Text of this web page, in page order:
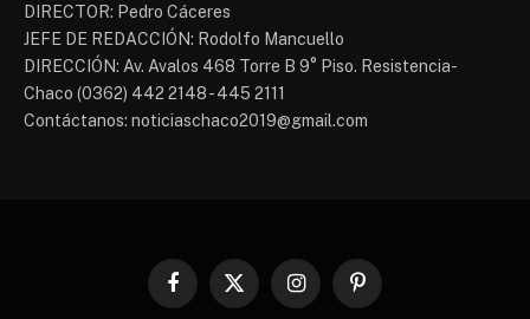
DIRECTOR: Pedro Cáceres
JEFE DE REDACCIÓN: Rodolfo Mancuello
DIRECCIÓN: Av. Avalos 468 Torre B 9° Piso. Resistencia-
Chaco (0362) 442 2148 - 445 2111
Contáctanos: noticiaschaco2019@gmail.com
Facebook
X
InstagramPinterest